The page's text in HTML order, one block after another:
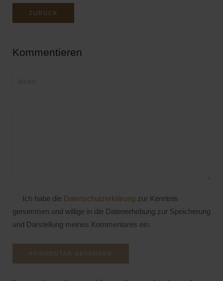
ZURÜCK
Kommentieren
Ich habe die Datenschutzerklärung zur Kenntnis
genommen und willige in die Datenerhebung zur Speicherung
und Darstellung meines Kommentares ein.
KOMMENTAR ABSENDEN